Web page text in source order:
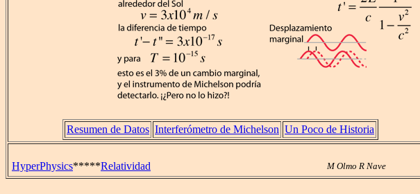
Resumen de Datos Interferómetro de Michelson Un Poco de Historia
HyperPhysics*****Relatividad M Olmo R Nave